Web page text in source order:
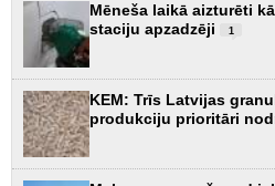
Mēneša laikā aizturēti
staciju apzadzēji
1
KEM: Trīs Latvijas
produkciju prioritāri